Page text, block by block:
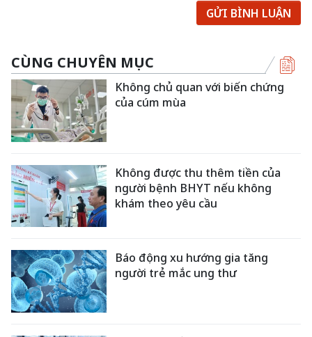
GỬI BÌNH LUẬN
CÙNG CHUYÊN MỤC
Không chủ quan với biến chứng
của cúm mùa
Không được thu thêm tiền của
người bệnh BHYT nếu không
khám theo yêu cầu
Báo động xu hướng gia tăng
người trẻ mắc ung thư